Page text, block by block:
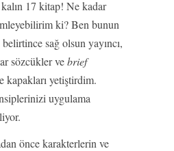
17 kitap! Ne kadar
ki? Ben bunun
sağ olsun yayıncı,
sözcükler vebrief
kapakları yetiştirdim.
uygulama
önce karakterlerin ve